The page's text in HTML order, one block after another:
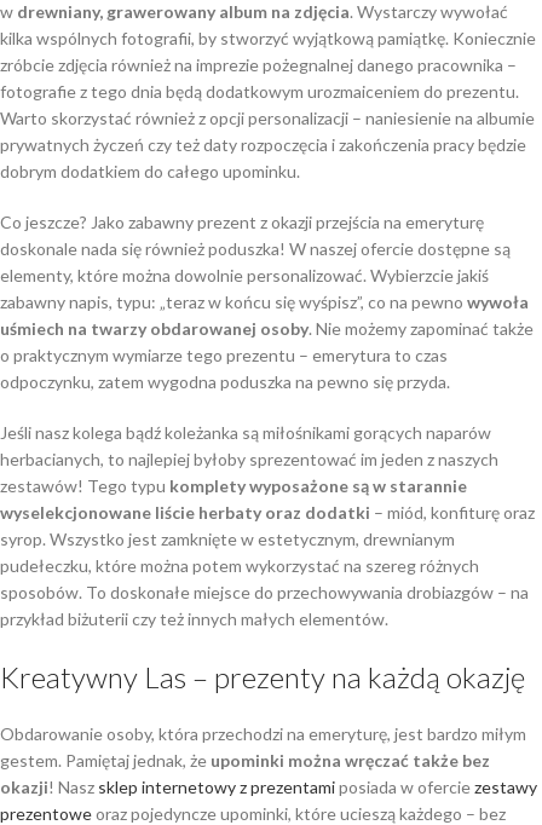
w drewniany, grawerowany album na zdjęcia. Wystarczy wywołać
kilka wspólnych fotografii, by stworzyć wyjątkową pamiątkę. Koniecznie
zróbcie zdjęcia również na imprezie pożegnalnej danego pracownika –
fotografie z tego dnia będą dodatkowym urozmaiceniem do prezentu.
Warto skorzystać również z opcji personalizacji – naniesienie na albumie
prywatnych życzeń czy też daty rozpoczęcia i zakończenia pracy będzie
dobrym dodatkiem do całego upominku.
Co jeszcze? Jako zabawny prezent z okazji przejścia na emeryturę
doskonale nada się również poduszka! W naszej ofercie dostępne są
elementy, które można dowolnie personalizować. Wybierzcie jakiś
zabawny napis, typu: „teraz w końcu się wyśpisz”, co na pewno wywoła
uśmiech na twarzy obdarowanej osoby. Nie możemy zapominać także
o praktycznym wymiarze tego prezentu – emerytura to czas
odpoczynku, zatem wygodna poduszka na pewno się przyda.
Jeśli nasz kolega bądź koleżanka są miłośnikami gorących naparów
herbacianych, to najlepiej byłoby sprezentować im jeden z naszych
zestawów! Tego typu komplety wyposażone są w starannie
wyselekcjonowane liście herbaty oraz dodatki – miód, konfiturę oraz
syrop. Wszystko jest zamknięte w estetycznym, drewnianym
pudełeczku, które można potem wykorzystać na szereg różnych
sposobów. To doskonałe miejsce do przechowywania drobiazgów – na
przykład biżuterii czy też innych małych elementów.
Kreatywny Las – prezenty na każdą okazję
Obdarowanie osoby, która przechodzi na emeryturę, jest bardzo miłym
gestem. Pamiętaj jednak, że upominki można wręczać także bez
okazji! Nasz sklep internetowy z prezentamiposiada w oferciezestawy
prezentoweoraz pojedyncze upominki, które ucieszą każdego – bez